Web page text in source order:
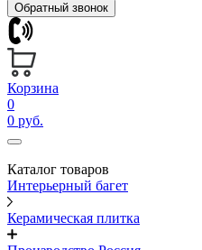
Обратный звонок
Корзина
0
0 руб.
Каталог товаров
Интерьерный багет
Керамическая плитка